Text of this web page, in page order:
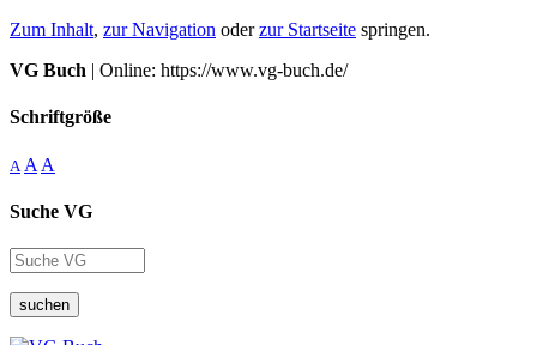
Zum Inhalt, zur Navigation oderzur Startseite springen.
VG Buch | Online: https://www.vg-buch.de/
Schriftgröße
A A A
Suche VG
suchen